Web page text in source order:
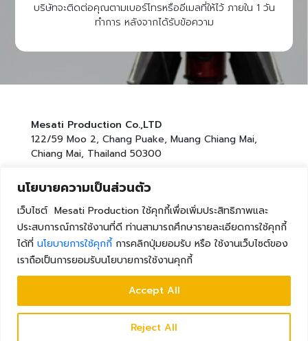
นโยบายความเป็นส่วนตัว
เว็บไซต์ Mesati Production ใช้คุกกี้เพื่อเพิ่มประสิทธิภาพและ
ประสบการณ์การใช้งานที่ดี ท่านสามารถศึกษารายละเอียดการใช้คุกกี้
ได้ที่ นโยบายการใช้คุกกี้การคลิกปุ่มยอมรับ หรือ ใช้งานเว็บไซต์ของ
เราถือเป็นการยอมรับนโยบายการใช้งานคุกกี้
Reject All
Accept All
บริษัทจะติดต่อคุณตามเบอร์โทรหรืออีเมลที่ให้ไว้ ภายใน 1 วัน
ทำการ หลังจากได้รับข้อความ
Mesati Production Co.,LTD
122/59 Moo 2, Chang Puake, Muang Chiang Mai,
Chiang Mai, Thailand 50300
Tel :(+66)86-4423293
นโยบายความเป็นส่วนตัว
© 2023 BROWSEWARE SOLUTION CO., LTD. ALL RIGHTS RESERVED.